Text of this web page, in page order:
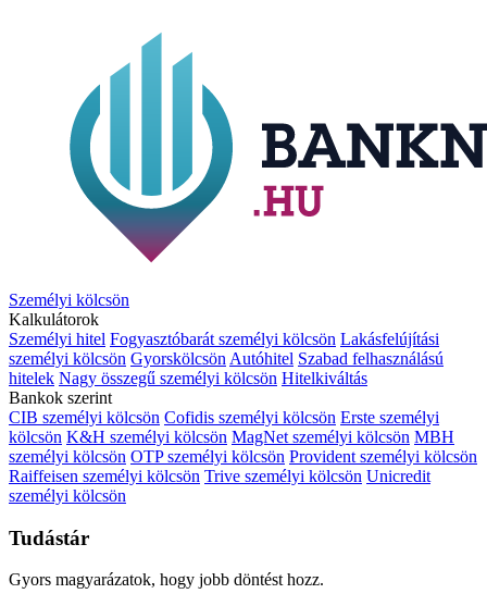
Személyi kölcsön
Kalkulátorok
Személyi hitel Fogyasztóbarát személyi kölcsön Lakásfelújítási
személyi kölcsön Gyorskölcsön Autóhitel Szabad felhasználású
hitelek Nagy összegű személyi kölcsön Hitelkiváltás
Bankok szerint
CIB személyi kölcsön Cofidis személyi kölcsön Erste személyi
kölcsön K&H személyi kölcsön MagNet személyi kölcsön MBH
személyi kölcsön OTP személyi kölcsön Provident személyi kölcsön
Raiffeisen személyi kölcsön Trive személyi kölcsön Unicredit
személyi kölcsön
Tudástár
Gyors magyarázatok, hogy jobb döntést hozz.